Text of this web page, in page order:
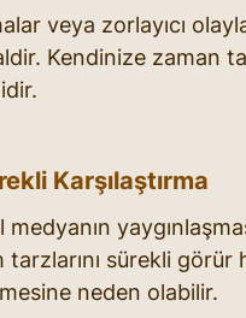
veya zorlayıcı
Kendinize zaman
Karşılaştırma
medyanın
tarzlarını sürekli
neden olabilir.